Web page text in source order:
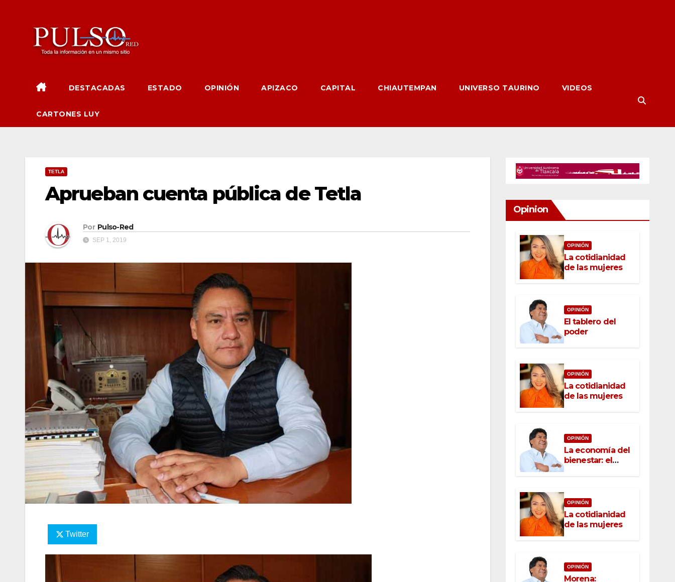
DESTACADAS ESTADO OPINIÓN APIZACO CAPITAL CHIAUTEMPAN UNIVERSO TAURINO VIDEOS
CARTONES LUY
TETLA
Aprueban cuenta pública de Tetla
Por Pulso-Red
SEP 1, 2019
Twitter
Opinion
OPINIÓN
La cotidianidad
de las mujeres
OPINIÓN
El tablero del
poder
OPINIÓN
La cotidianidad
de las mujeres
OPINIÓN
La economía del
bienestar: el
nuevo rostro del
OPINIÓN
La cotidianidad
de las mujeres
OPINIÓN
Morena: